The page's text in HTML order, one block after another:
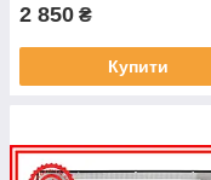
2 850 ₴
Купити